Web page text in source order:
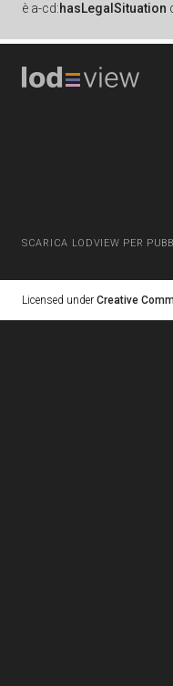
è a-cd:hasLegalSituation
SCARICA LODVIEW PER
Licensed under Creative